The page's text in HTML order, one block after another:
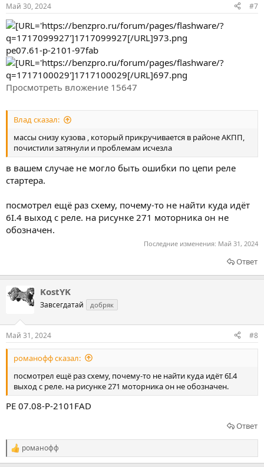
Май 30, 2024 #7
pe07.61-p-2101-97fab
Просмотреть вложение 15647
Влад сказал:
массы снизу кузова , который прикручивается в районе АКПП,
почистили затянули и проблемам исчезла
в вашем случае не могло быть ошибки по цепи реле
стартера.
посмотрел ещё раз схему, почему-то не найти куда идёт
6I.4 выход с реле. на рисунке 271 моторника он не
обозначен.
Последние изменения: Май 31, 2024
Ответ
KostYK
Завсегдатай добряк
Май 31, 2024 #8
романофф сказал:
посмотрел ещё раз схему, почему-то не найти куда идёт 6I.4
выход с реле. на рисунке 271 моторника он не обозначен.
PE 07.08-P-2101FAD
Ответ
Р
е
романофф